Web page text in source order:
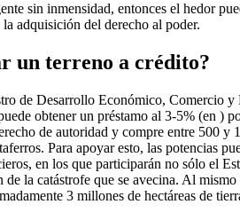
sin inmensidad, entonces el hedor
adquisición del derecho al poder.
un terreno a crédito?
de Desarrollo Económico, Comercio
obtener un préstamo al 3-5% (en )
de autoridad y compre entre 500 y
Para apoyar esto, las potencias
en los que participarán no sólo el
la catástrofe que se avecina. Al
3 millones de hectáreas de